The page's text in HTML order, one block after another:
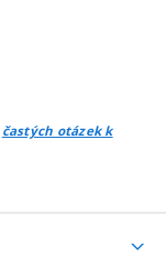
častých otázek k